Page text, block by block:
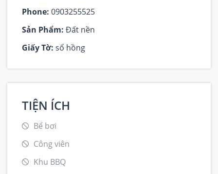
Phone: 0903255525
Sản Phẩm: Đất nền
Giấy Tờ: sổ hồng
TIỆN ÍCH
Bể bơi
Công viên
Khu BBQ